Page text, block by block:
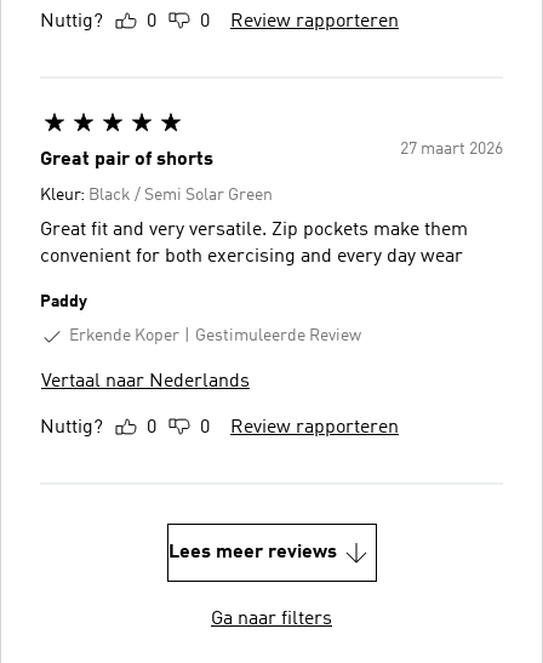
Nuttig? 0 0 Review rapporteren
27 maart 2026
Great pair of shorts
Kleur: Black / Semi Solar Green
Great fit and very versatile. Zip pockets make them
convenient for both exercising and every day wear
Paddy
Erkende Koper
Gestimuleerde Review
Vertaal naar Nederlands
Nuttig? 0 0 Review rapporteren
Lees meer reviews
Ga naar filters